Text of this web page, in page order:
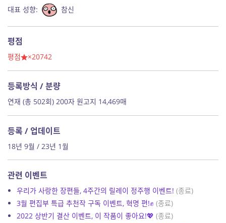
대표 성향: 참신
평점
평점 ×20742
등록방식 / 분량
연재 (총 502회) 200자 원고지 14,469매
등록 / 업데이트
18년 9월 / 23년 1월
관련 이벤트
우리가 사랑한 장편들, 4주간의 릴레이 정주행 이벤트!(종료)
3월 편집부 특급 추천작 구독 이벤트, 혁명 편!✊(종료)
2022 상반기 결산 이벤트, 이 작품이 좋아요!💖(종료)